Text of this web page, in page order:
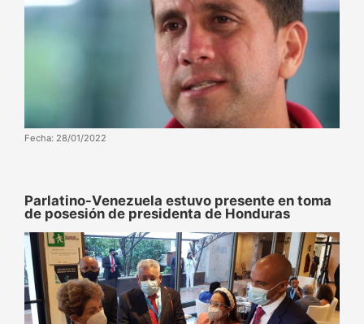
Fecha: 28/01/2022
Parlatino-Venezuela estuvo presente en toma
de posesión de presidenta de Honduras